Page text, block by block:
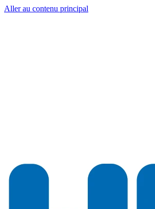
Aller au contenu principal